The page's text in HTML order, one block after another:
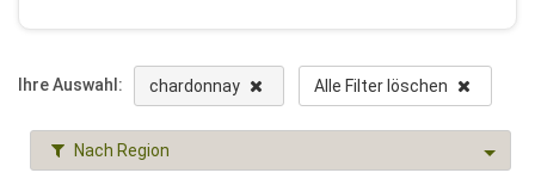
Ihre Auswahl: chardonnay Alle Filter löschen
Nach Region